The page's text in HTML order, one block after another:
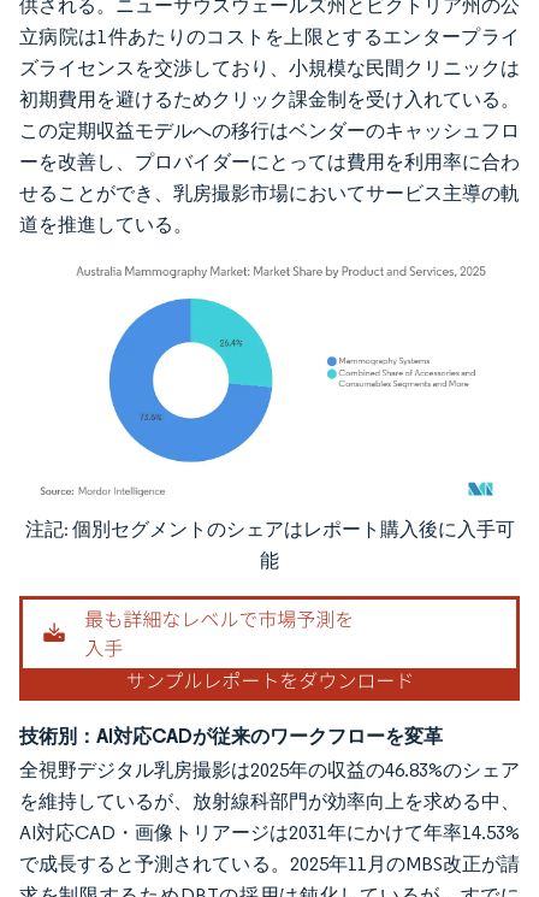
供される。ニューサウスウェールズ州とビクトリア州の公
立病院は1件あたりのコストを上限とするエンタープライ
ズライセンスを交渉しており、小規模な民間クリニックは
初期費用を避けるためクリック課金制を受け入れている。
この定期収益モデルへの移行はベンダーのキャッシュフロ
ーを改善し、プロバイダーにとっては費用を利用率に合わ
せることができ、乳房撮影市場においてサービス主導の軌
道を推進している。
画像 © Mordor Intelligence。再利用にはCC BY 4.0の表示が必要です。
注記: 個別セグメントのシェアはレポート購入後に入手可
能
技術別：AI対応CADが従来のワークフローを変革
全視野デジタル乳房撮影は2025年の収益の46.83%のシェア
を維持しているが、放射線科部門が効率向上を求める中、
AI対応CAD・画像トリアージは2031年にかけて年率14.53%
で成長すると予測されている。2025年11月のMBS改正が請